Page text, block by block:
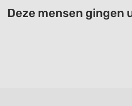
Deze mensen gingen